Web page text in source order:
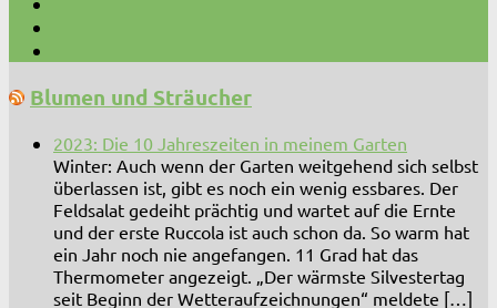
Blumen und Sträucher
2023: Die 10 Jahreszeiten in meinem Garten
Winter: Auch wenn der Garten weitgehend sich selbst
überlassen ist, gibt es noch ein wenig essbares. Der
Feldsalat gedeiht prächtig und wartet auf die Ernte
und der erste Ruccola ist auch schon da. So warm hat
ein Jahr noch nie angefangen. 11 Grad hat das
Thermometer angezeigt. „Der wärmste Silvestertag
seit Beginn der Wetteraufzeichnungen“ meldete […]